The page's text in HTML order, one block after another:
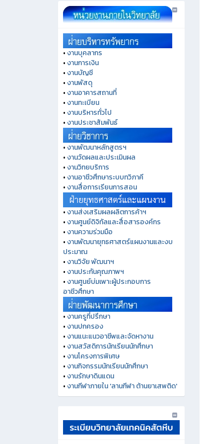
•งานบุคลากร
•งานการเงิน
•งานบัญชี
•งานพัสดุ
•งานอาคารสถานที่
•งานทะเบียน
•งานบริหารทั่วไป
•งานประชาสัมพันธ์
•งานพัฒนาหลักสูตรฯ
•งานวัดผลและประเมินผล
•งานวิทยบริการ
•งานอาชีวศึกษาระบบทวิภาคี
•งานสื่อการเรียนการสอน
•งานส่งเสริมผลผลิตการค้าฯ
•งานศูนย์ดิจิทัลและสื่อสารองค์กร
•งานความร่วมมือ
•งานพัฒนายุทธศาสตร์แผนงานและงบ
ประมาณ
•งานวิจัย พัฒนาฯ
•งานประกันคุณภาพฯ
•งานศูนย์บ่มเพาะผู้ประกอบการ
อาชีวศึกษา
•งานครูที่ปรึกษา
•งานปกครอง
•งานแนะแนวอาชีพและจัดหางาน
•งานสวัสดิการนักเรียนนักศึกษา
•งานโครงการพิเศษ
•งานกิจกรรมนักเรียนนักศึกษา
•งานรักษาดินแดน
•งานกีฬาภายใน 'ลานกีฬา ต้านยาเสพติด'